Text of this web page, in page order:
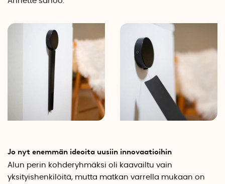
Jo nyt enemmän ideoita uusiin innovaatioihin
Alun perin kohderyhmäksi oli kaavailtu vain
yksityishenkilöitä, mutta matkan varrella mukaan on